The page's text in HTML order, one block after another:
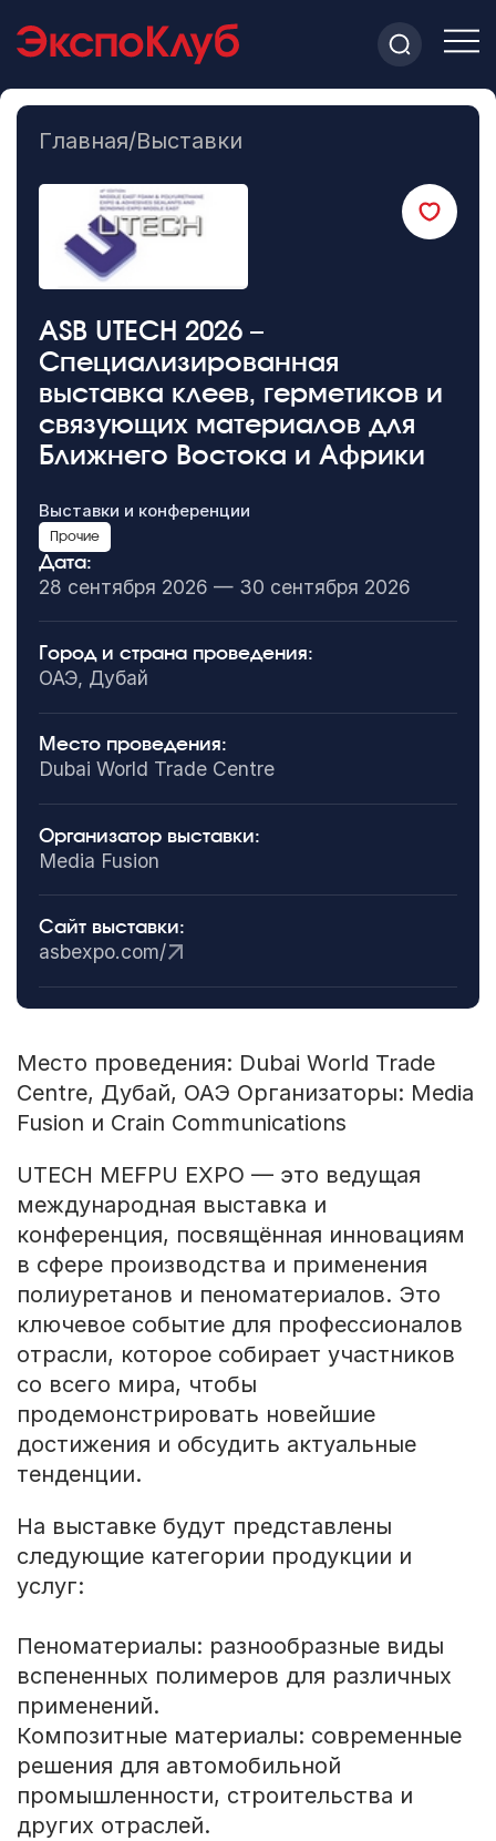
Главная/Выставки
ASB UTECH 2026 –
Специализированная
выставка клеев, герметиков и
связующих материалов для
Ближнего Востока и Африки
Выставки и конференции
Прочие
Дата:
28 сентября 2026 — 30 сентября 2026
Город и страна проведения:
ОАЭ, Дубай
Место проведения:
Dubai World Trade Centre
Организатор выставки:
Media Fusion
Сайт выставки:
asbexpo.com/
Место проведения: Dubai World Trade
Centre, Дубай, ОАЭ Организаторы: Media
Fusion и Crain Communications
UTECH MEFPU EXPO — это ведущая
международная выставка и
конференция, посвящённая инновациям
в сфере производства и применения
полиуретанов и пеноматериалов. Это
ключевое событие для профессионалов
отрасли, которое собирает участников
со всего мира, чтобы
продемонстрировать новейшие
достижения и обсудить актуальные
тенденции.
На выставке будут представлены
следующие категории продукции и
услуг:
Пеноматериалы: разнообразные виды
вспененных полимеров для различных
применений.
Композитные материалы: современные
решения для автомобильной
промышленности, строительства и
других отраслей.